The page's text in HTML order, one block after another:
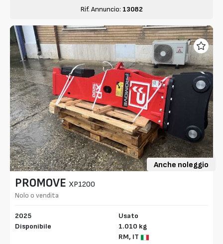
Rif. Annuncio: 13082
Anche noleggio
PROMOVE XP1200
Nolo o vendita
2025
Disponibile
Usato
1.010 kg
RM, IT